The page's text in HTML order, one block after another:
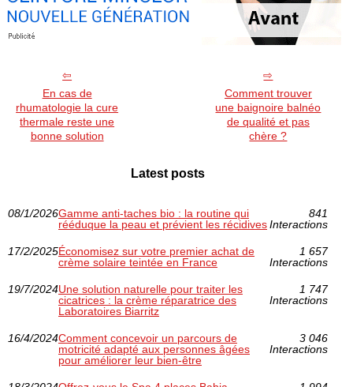
En cas de
rhumatologie la cure
thermale reste une
bonne solution
Comment trouver
une baignoire balnéo
de qualité et pas
chère ?
Latest posts
08/1/2026Gamme anti‑taches bio : la routine qui
rééduque la peau et prévient les récidives
841
Interactions
17/2/2025Économisez sur votre premier achat de
crème solaire teintée en France
1 657
Interactions
19/7/2024Une solution naturelle pour traiter les
cicatrices : la crème réparatrice des
Laboratoires Biarritz
1 747
Interactions
16/4/2024Comment concevoir un parcours de
motricité adapté aux personnes âgées
pour améliorer leur bien-être
3 046
Interactions